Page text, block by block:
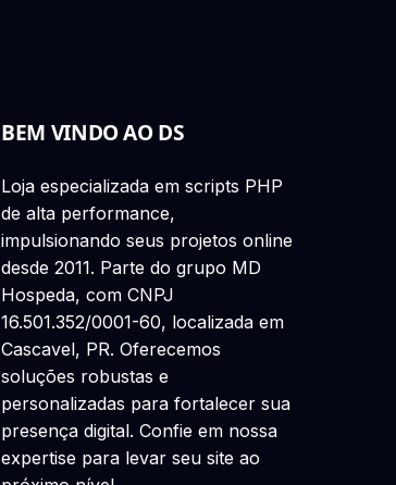
BEM VINDO AO DS
Loja especializada em scripts PHP
de alta performance,
impulsionando seus projetos online
desde 2011. Parte do grupo MD
Hospeda, com CNPJ
16.501.352/0001-60, localizada em
Cascavel, PR. Oferecemos
soluções robustas e
personalizadas para fortalecer sua
presença digital. Confie em nossa
expertise para levar seu site ao